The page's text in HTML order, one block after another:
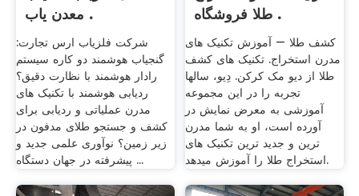
معدن یاب .
شرکت فلزیاب ارس تجارت:
گنجیاب هوشمند دو کاره سیستم
رادار هوشمند با نظارت دقیق؟
ردیابی هوشمند با تکنیک های
مدرن عملیاتی و ردیابی برای
کشف و جستجو طلای مدفون در
زیر زمین؟ نوآوری علمی جدید و
پیشرفته در جهان دستگاه ...
طلا فروشگاه .
کشف طلا – آموزش تکنیک های
مدرن استخراج. تکنیک های کشف
طلا از دیو مک کرکن. دِیو، سالها
تجربه را در این مجموعه
آموزشی به معرض نمایش در
آورده است، او به شما مدرن
ترین و جدید ترین تکنیک های
استخراج طلا را آموزش میدهد.